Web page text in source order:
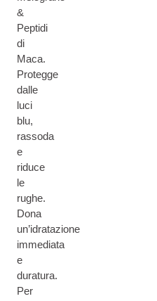
&
Peptidi
di
Maca.
Protegge
dalle
luci
blu,
rassoda
e
riduce
le
rughe.
Dona
un’idratazione
immediata
e
duratura.
Per